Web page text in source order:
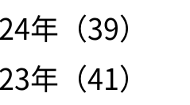
年（39）
年（41）